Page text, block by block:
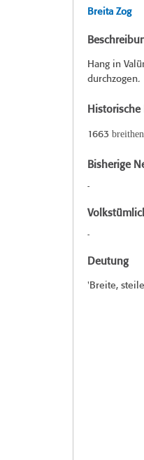
Breita Zog
Hang in
durchzogen.
Historische
1663
Bisherige
-
-
Deutung
'Breite,